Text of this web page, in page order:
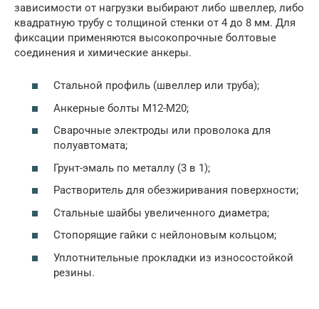
зависимости от нагрузки выбирают либо швеллер, либо
квадратную трубу с толщиной стенки от 4 до 8 мм. Для
фиксации применяются высокопрочные болтовые
соединения и химические анкеры.
Стальной профиль (швеллер или труба);
Анкерные болты М12-М20;
Сварочные электроды или проволока для
полуавтомата;
Грунт-эмаль по металлу (3 в 1);
Растворитель для обезжиривания поверхности;
Стальные шайбы увеличенного диаметра;
Стопорящие гайки с нейлоновым кольцом;
Уплотнительные прокладки из износостойкой
резины.